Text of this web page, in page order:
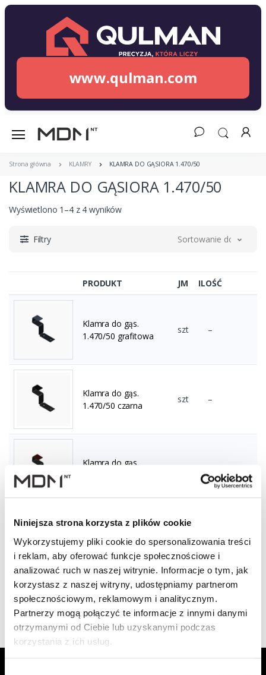
Niniejsza strona korzysta z plików cookie
Wykorzystujemy pliki cookie do spersonalizowania treści
i reklam, aby oferować funkcje społecznościowe i
analizować ruch w naszej witrynie. Informacje o tym, jak
korzystasz z naszej witryny, udostępniamy partnerom
społecznościowym, reklamowym i analitycznym.
Partnerzy mogą połączyć te informacje z innymi danymi
otrzymanymi od Ciebie lub uzyskanymi podczas
korzystania z ich usług.
www.qulman.com
Strona główna KLAMRY KLAMRA DO GĄSIORA 1.470/50
KLAMRA DO GĄSIORA 1.470/50
Wyświetlono 1–4 z 4 wyników
Filtry Sortowanie domyślne
PRODUKT JM ILOŚĆ
Klamra do gąs.
1.470/50 grafitowa
szt –
Klamra do gąs.
1.470/50 czarna
szt –
Klamra do gąs.
1.470/50 ceglasta
szt –
Wyświetlono 1–4 z 4 wyników